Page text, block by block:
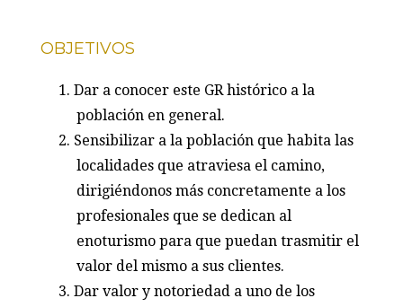
OBJETIVOS
Dar a conocer este GR histórico a la
población en general.
Sensibilizar a la población que habita las
localidades que atraviesa el camino,
dirigiéndonos más concretamente a los
profesionales que se dedican al
enoturismo para que puedan trasmitir el
valor del mismo a sus clientes.
Dar valor y notoriedad a uno de los